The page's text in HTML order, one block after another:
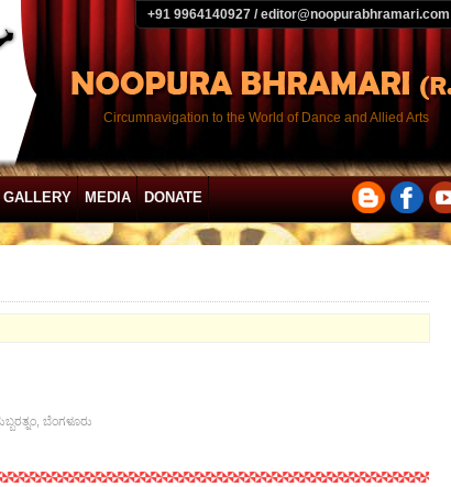
+91 9964140927 / editor@noopurabhramari.com
Circumnavigation to the World of Dance and Allied Arts
GALLERY MEDIA DONATE
ಬೆಂಗಳೂರು